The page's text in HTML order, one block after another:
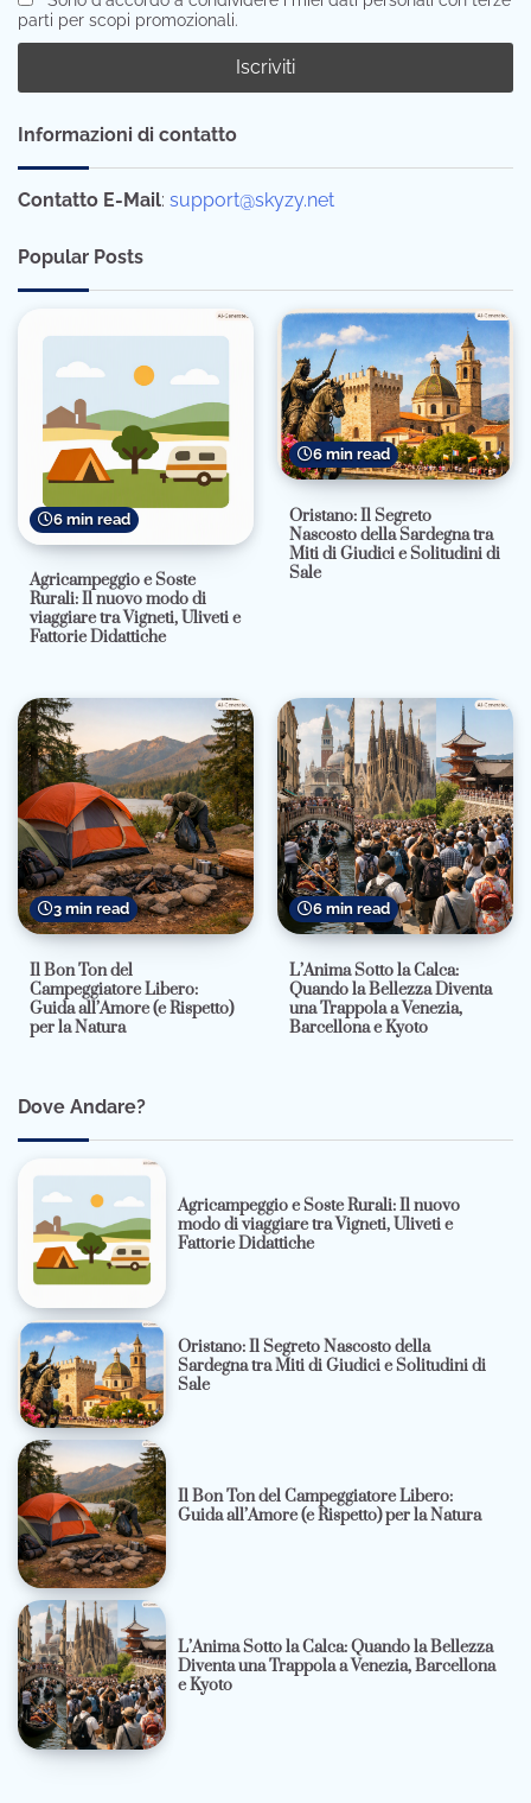
parti per scopi promozionali.
Informazioni di contatto
Contatto E-Mail: support@skyzy.net
Popular Posts
6 min read
Agricampeggio e Soste
Rurali: Il nuovo modo di
viaggiare tra Vigneti, Uliveti e
Fattorie Didattiche
6 min read
Oristano: Il Segreto
Nascosto della Sardegna tra
Miti di Giudici e Solitudini di
Sale
3 min read
Il Bon Ton del
Campeggiatore Libero:
Guida all’Amore (e Rispetto)
per la Natura
6 min read
L’Anima Sotto la Calca:
Quando la Bellezza Diventa
una Trappola a Venezia,
Barcellona e Kyoto
Dove Andare?
Agricampeggio e Soste Rurali: Il nuovo
modo di viaggiare tra Vigneti, Uliveti e
Fattorie Didattiche
Oristano: Il Segreto Nascosto della
Sardegna tra Miti di Giudici e Solitudini di
Sale
Il Bon Ton del Campeggiatore Libero:
Guida all’Amore (e Rispetto) per la Natura
L’Anima Sotto la Calca: Quando la Bellezza
Diventa una Trappola a Venezia, Barcellona
e Kyoto